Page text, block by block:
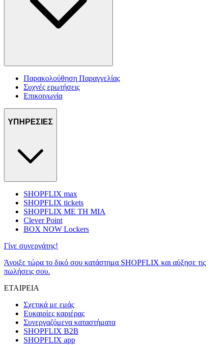
Παρακολούθηση Παραγγελίας
Συχνές ερωτήσεις
Επικοινωνία
ΥΠΗΡΕΣΙΕΣ
SHOPFLIX max
SHOPFLIX tickets
SHOPFLIX ΜΕ ΤΗ ΜΙΑ
Clever Point
BOX NOW Lockers
Γίνε συνεργάτης!
Άνοιξε τώρα το δικό σου κατάστημα SHOPFLIX και αύξησε τις
πωλήσεις σου.
ΕΤΑΙΡΕΙΑ
Σχετικά με εμάς
Ευκαιρίες καριέρας
Συνεργαζόμενα καταστήματα
SHOPFLIX B2B
SHOPFLIX app